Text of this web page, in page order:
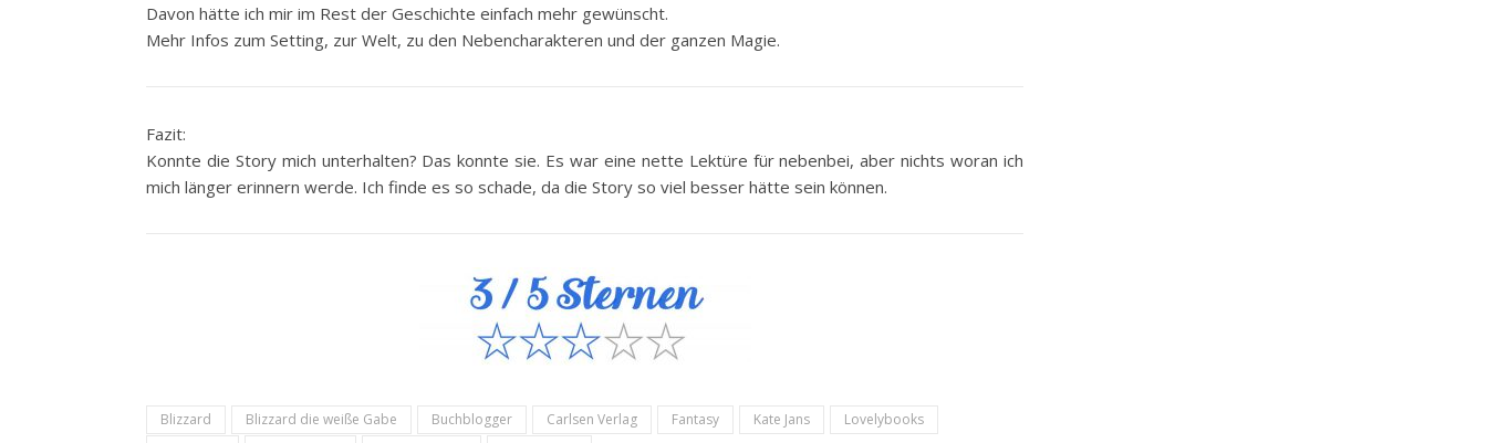
Davon hätte ich mir im Rest der Geschichte einfach mehr gewünscht.
Mehr Infos zum Setting, zur Welt, zu den Nebencharakteren und der ganzen Magie.
Fazit:
Konnte die Story mich unterhalten? Das konnte sie. Es war eine nette Lektüre für nebenbei, aber nichts woran ich
mich länger erinnern werde. Ich finde es so schade, da die Story so viel besser hätte sein können.
Blizzard Blizzard die weiße Gabe Buchblogger Carlsen Verlag Fantasy Kate Jans
Lovelybooks